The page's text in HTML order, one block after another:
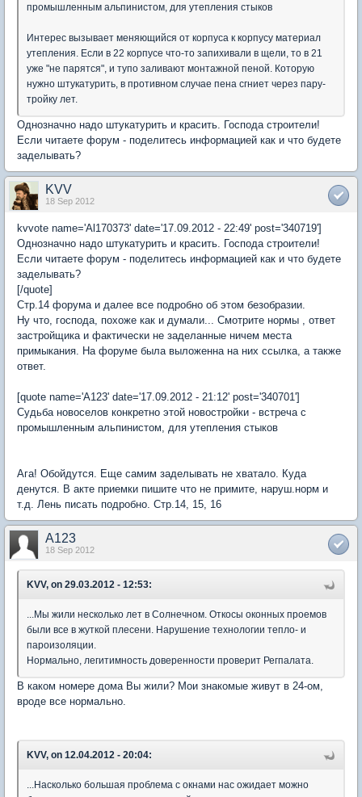
промышленным альпинистом, для утепления стыков
Интерес вызывает меняющийся от корпуса к корпусу материал
утепления. Если в 22 корпусе что-то запихивали в щели, то в 21
уже "не парятся", и тупо заливают монтажной пеной. Которую
нужно штукатурить, в противном случае пена сгниет через пару-
тройку лет.
Однозначно надо штукатурить и красить. Господа строители!
Если читаете форум - поделитесь информацией как и что будете
заделывать?
KVV
18 Sep 2012
kvvote name='Al170373' date='17.09.2012 - 22:49' post='340719']
Однозначно надо штукатурить и красить. Господа строители!
Если читаете форум - поделитесь информацией как и что будете
заделывать?
[/quote]
Стр.14 форума и далее все подробно об этом безобразии.
Ну что, господа, похоже как и думали... Смотрите нормы , ответ
застройщика и фактически не заделанные ничем места
примыкания. На форуме была выложенна на них ссылка, а также
ответ.
[quote name='A123' date='17.09.2012 - 21:12' post='340701']
Судьба новоселов конкретно этой новостройки - встреча с
промышленным альпинистом, для утепления стыков
Ага! Обойдутся. Еще самим заделывать не хватало. Куда
денутся. В акте приемки пишите что не примите, наруш.норм и
т.д. Лень писать подробно. Стр.14, 15, 16
A123
18 Sep 2012
KVV, on 29.03.2012 - 12:53:
...Мы жили несколько лет в Солнечном. Откосы оконных проемов
были все в жуткой плесени. Нарушение технологии тепло- и
пароизоляции.
Нормально, легитимность доверенности проверит Регпалата.
В каком номере дома Вы жили? Мои знакомые живут в 24-ом,
вроде все нормально.
KVV, on 12.04.2012 - 20:04:
...Насколько большая проблема с окнами нас ожидает можно